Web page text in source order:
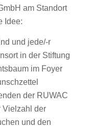
am Standort
Idee:
und jede/-r
in der Stiftung
im Foyer
der RUWAC
Vielzahl der
und den